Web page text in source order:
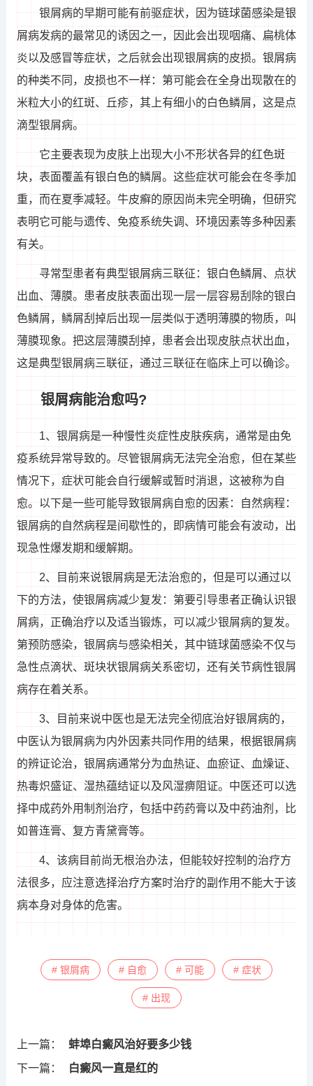
银屑病的早期可能有前驱症状，因为链球菌感染是银
屑病发病的最常见的诱因之一，因此会出现咽痛、扁桃体
炎以及感冒等症状，之后就会出现银屑病的皮损。银屑病
的种类不同，皮损也不一样：第可能会在全身出现散在的
米粒大小的红斑、丘疹，其上有细小的白色鳞屑，这是点
滴型银屑病。
它主要表现为皮肤上出现大小不形状各异的红色斑
块，表面覆盖有银白色的鳞屑。这些症状可能会在冬季加
重，而在夏季减轻。牛皮癣的原因尚未完全明确，但研究
表明它可能与遗传、免疫系统失调、环境因素等多种因素
有关。
寻常型患者有典型银屑病三联征：银白色鳞屑、点状
出血、薄膜。患者皮肤表面出现一层一层容易刮除的银白
色鳞屑，鳞屑刮掉后出现一层类似于透明薄膜的物质，叫
薄膜现象。把这层薄膜刮掉，患者会出现皮肤点状出血，
这是典型银屑病三联征，通过三联征在临床上可以确诊。
银屑病能治愈吗?
1、银屑病是一种慢性炎症性皮肤疾病，通常是由免
疫系统异常导致的。尽管银屑病无法完全治愈，但在某些
情况下，症状可能会自行缓解或暂时消退，这被称为自
愈。以下是一些可能导致银屑病自愈的因素：自然病程：
银屑病的自然病程是间歇性的，即病情可能会有波动，出
现急性爆发期和缓解期。
2、目前来说银屑病是无法治愈的，但是可以通过以
下的方法，使银屑病减少复发：第要引导患者正确认识银
屑病，正确治疗以及适当锻炼，可以减少银屑病的复发。
第预防感染，银屑病与感染相关，其中链球菌感染不仅与
急性点滴状、斑块状银屑病关系密切，还有关节病性银屑
病存在着关系。
3、目前来说中医也是无法完全彻底治好银屑病的，
中医认为银屑病为内外因素共同作用的结果，根据银屑病
的辨证论治，银屑病通常分为血热证、血瘀证、血燥证、
热毒炽盛证、湿热蕴结证以及风湿痹阻证。中医还可以选
择中成药外用制剂治疗，包括中药药膏以及中药油剂，比
如普连膏、复方青黛膏等。
4、该病目前尚无根治办法，但能较好控制的治疗方
法很多，应注意选择治疗方案时治疗的副作用不能大于该
病本身对身体的危害。
# 银屑病 # 自愈 # 可能 # 症状
# 出现
上一篇：
蚌埠白癜风治好要多少钱
下一篇：
白癜风一直是红的